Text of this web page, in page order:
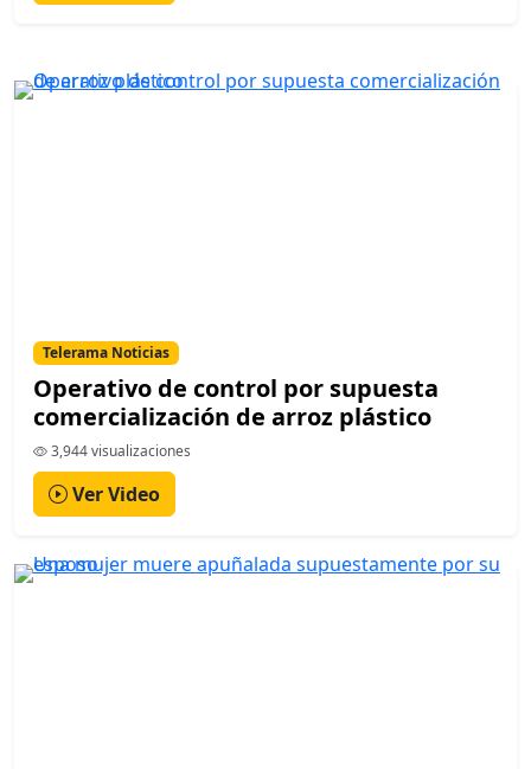
Telerama Noticias
Operativo de control por supuesta
comercialización de arroz plástico
3,944 visualizaciones
Ver Video